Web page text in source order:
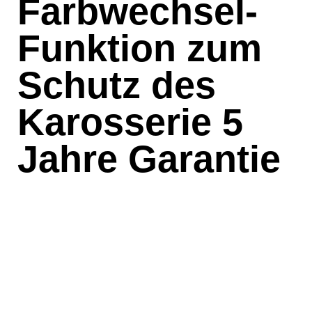
Farbwechsel-
Funktion zum
Schutz des
Karosserie 5
Jahre Garantie